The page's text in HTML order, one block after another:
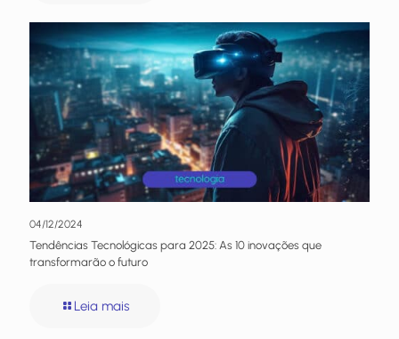
04/12/2024
Tendências Tecnológicas para 2025: As 10 inovações que
transformarão o futuro
Leia mais